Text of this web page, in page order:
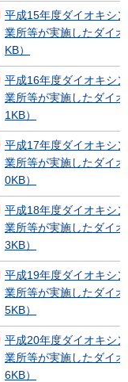
平成15年度ダイオキシ
業所等が実施したダイ
KB）
平成16年度ダイオキシ
業所等が実施したダイ
1KB）
平成17年度ダイオキシ
業所等が実施したダイ
0KB）
平成18年度ダイオキシ
業所等が実施したダイ
3KB）
平成19年度ダイオキシ
業所等が実施したダイ
5KB）
平成20年度ダイオキシ
業所等が実施したダイ
6KB）